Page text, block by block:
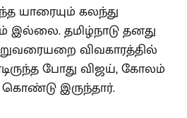
யாரையும் கலந்து
தமிழ்நாடு தனது
விவகாரத்தில்
போது விஜய், கோலம்
இருந்தார்.